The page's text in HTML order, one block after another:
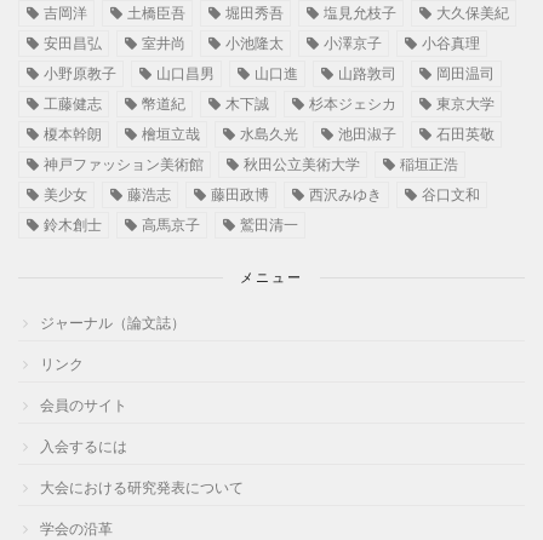
吉岡洋
土橋臣吾 堀田秀吾 塩見允枝子
大久保美紀
安田昌弘
室井尚 小池隆太 小澤京子
小谷真理
小野原教子
山口昌男 山口進 山路敦司
岡田温司
工藤健志
幣道紀 木下誠 杉本ジェシカ
東京大学
榎本幹朗
檜垣立哉 水島久光 池田淑子
石田英敬
神戸ファッション美術館
秋田公立美術大学
稲垣正浩
美少女
藤浩志 藤田政博 西沢みゆき
谷口文和
鈴木創士
高馬京子 鷲田清一
メニュー
ジャーナル（論文誌）
リンク
会員のサイト
入会するには
大会における研究発表について
学会の沿革